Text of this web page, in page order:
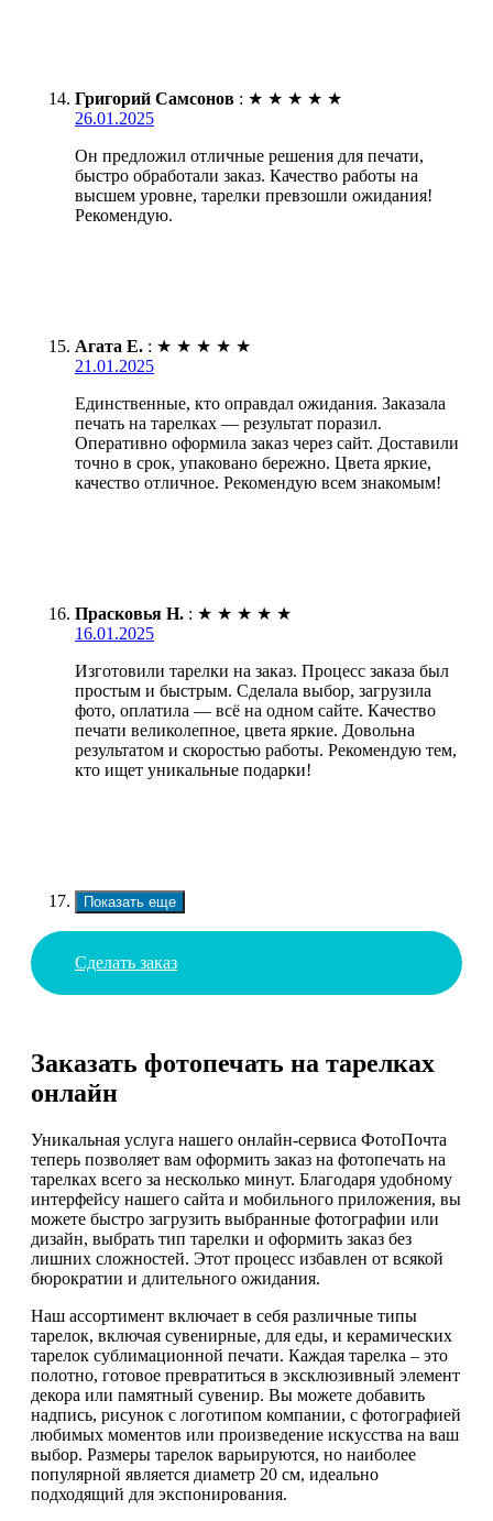
Григорий Самсонов : ★ ★ ★ ★ ★
26.01.2025
Он предложил отличные решения для печати,
быстро обработали заказ. Качество работы на
высшем уровне, тарелки превзошли ожидания!
Рекомендую.
Агата Е. : ★ ★ ★ ★ ★
21.01.2025
Единственные, кто оправдал ожидания. Заказала
печать на тарелках — результат поразил.
Оперативно оформила заказ через сайт. Доставили
точно в срок, упаковано бережно. Цвета яркие,
качество отличное. Рекомендую всем знакомым!
Прасковья Н. : ★ ★ ★ ★ ★
16.01.2025
Изготовили тарелки на заказ. Процесс заказа был
простым и быстрым. Сделала выбор, загрузила
фото, оплатила — всё на одном сайте. Качество
печати великолепное, цвета яркие. Довольна
результатом и скоростью работы. Рекомендую тем,
кто ищет уникальные подарки!
Показать еще
Сделать заказ
Заказать фотопечать на тарелках
онлайн
Уникальная услуга нашего онлайн-сервиса ФотоПочта
теперь позволяет вам оформить заказ на фотопечать на
тарелках всего за несколько минут. Благодаря удобному
интерфейсу нашего сайта и мобильного приложения, вы
можете быстро загрузить выбранные фотографии или
дизайн, выбрать тип тарелки и оформить заказ без
лишних сложностей. Этот процесс избавлен от всякой
бюрократии и длительного ожидания.
Наш ассортимент включает в себя различные типы
тарелок, включая сувенирные, для еды, и керамических
тарелок сублимационной печати. Каждая тарелка – это
полотно, готовое превратиться в эксклюзивный элемент
декора или памятный сувенир. Вы можете добавить
надпись, рисунок с логотипом компании, с фотографией
любимых моментов или произведение искусства на ваш
выбор. Размеры тарелок варьируются, но наиболее
популярной является диаметр 20 см, идеально
подходящий для экспонирования.